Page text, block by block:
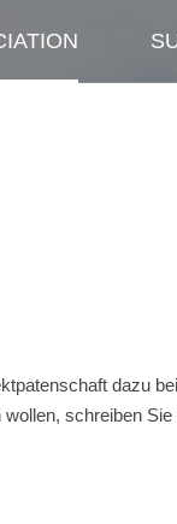
dazu
schreiben Sie